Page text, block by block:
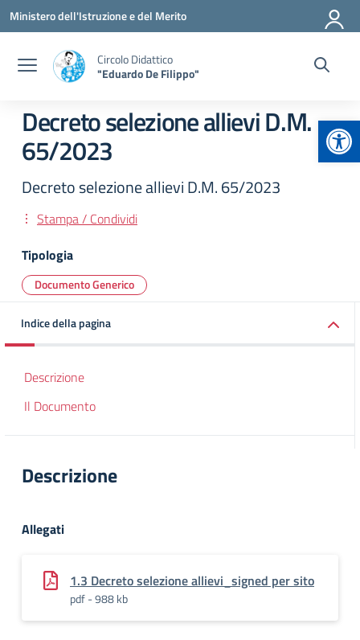
Vai ai contenuti
Vai al menu di navigazione
Vai al footer
Ministero dell'Istruzione e del Merito
Circolo Didattico
"Eduardo De Filippo"
Decreto selezione allievi D.M.
65/2023
Decreto selezione allievi D.M. 65/2023
Stampa / Condividi
Tipologia
Documento Generico
Indice della pagina
Descrizione
Il Documento
Descrizione
Allegati
1.3 Decreto selezione allievi_signed per sito
pdf - 988 kb